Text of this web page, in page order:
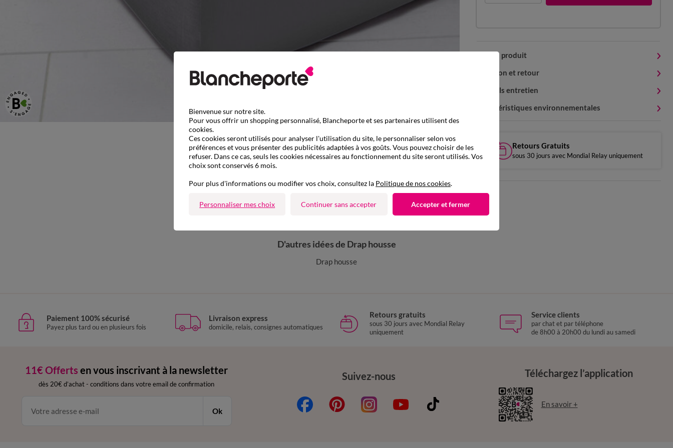
Détails produit
Livraison et retour
Conseils entretien
Caractéristiques environnementales
Retours Gratuits
sous 30 jours avec Mondial Relay uniquement
D'autres idées de Drap housse
Drap housse
Paiement 100% sécurisé
Payez plus tard ou en plusieurs fois
Livraison express
domicile, relais, consignes automatiques
Retours gratuits
sous 30 jours avec Mondial Relay
uniquement
Service clients
par chat et par téléphone
de 8h00 à 20h00 du lundi au samedi
11€ Offerts en vous inscrivant à la newsletter
dès 20€ d’achat - conditions dans votre email de confirmation
Ok
Suivez-nous Téléchargez l’application
En savoir +
Bienvenue sur notre site.
Pour vous offrir un shopping personnalisé, Blancheporte et ses partenaires utilisent des
cookies.
Ces cookies seront utilisés pour analyser l'utilisation du site, le personnaliser selon vos
préférences et vous présenter des publicités adaptées à vos goûts. Vous pouvez choisir de les
refuser. Dans ce cas, seuls les cookies nécessaires au fonctionnement du site seront utilisés. Vos
choix sont conservés 6 mois.
Pour plus d'informations ou modifier vos choix, consultez la Politique de nos cookies.
Personnaliser mes choix Continuer sans accepter Accepter et fermer